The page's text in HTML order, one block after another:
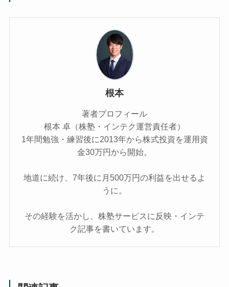
根本
著者プロフィール
根本 卓（株塾・インテク運営責任者）
1年間勉強・練習後に2013年から株式投資を運用資
金30万円から開始。
地道に続け、7年後に月500万円の利益を出せるよ
うに。
その経験を活かし、株塾サービスに反映・インテ
ク記事を書いています。